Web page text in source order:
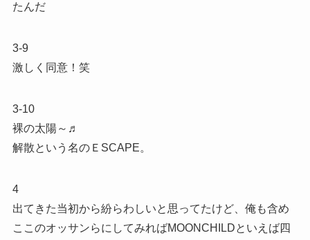
たんだ
3-9
激しく同意！笑
3-10
裸の太陽～♬
解散という名のＥSCAPE。
4
出てきた当初から紛らわしいと思ってたけど、俺も含め
ここのオッサンらにしてみればMOONCHILDといえば四